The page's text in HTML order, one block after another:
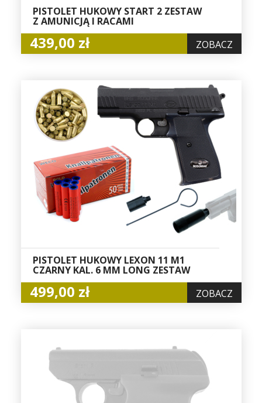
PISTOLET HUKOWY START 2 ZESTAW
Z AMUNICJĄ I RACAMI
439,00 zł ZOBACZ
PISTOLET HUKOWY LEXON 11 M1
CZARNY KAL. 6 MM LONG ZESTAW
499,00 zł ZOBACZ